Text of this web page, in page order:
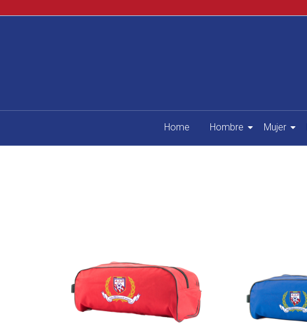
Home Hombre Mujer